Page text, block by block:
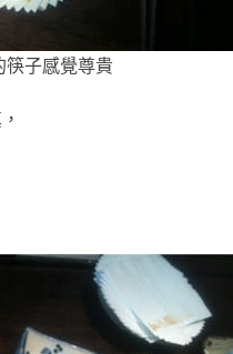
筷子感覺尊貴